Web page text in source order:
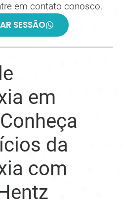
em contato conosco.
SESSÃO
em
da
com